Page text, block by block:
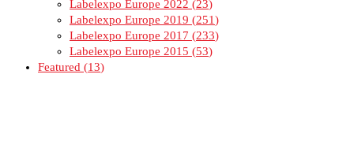
Labelexpo Europe 2022
23
Labelexpo Europe 2019
251
Labelexpo Europe 2017
233
Labelexpo Europe 2015
53
Featured
13